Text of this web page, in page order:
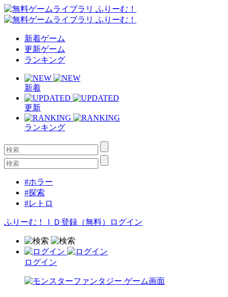
新着ゲーム
更新ゲーム
ランキング
新着
更新
ランキング
#ホラー
#探索
#レトロ
ふりーむ！ＩＤ登録（無料） ログイン
ログイン